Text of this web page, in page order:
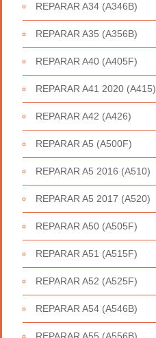
REPARAR A34 (A346B)
REPARAR A35 (A356B)
REPARAR A40 (A405F)
REPARAR A41 2020 (A415)
REPARAR A42 (A426)
REPARAR A5 (A500F)
REPARAR A5 2016 (A510)
REPARAR A5 2017 (A520)
REPARAR A50 (A505F)
REPARAR A51 (A515F)
REPARAR A52 (A525F)
REPARAR A54 (A546B)